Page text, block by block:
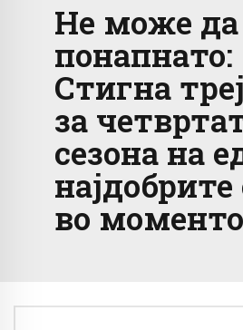
Не може да
понапнато:
Стигна
за
сезона на
во